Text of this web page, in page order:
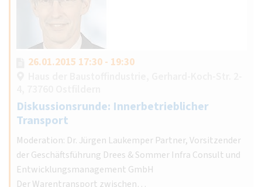
26.01.2015 17:30 - 19:30
Diskussionsrunde: Innerbetrieblicher
Transport
Moderation: Dr. Jürgen Laukemper Partner, Vorsitzender
der Geschäftsführung Drees & Sommer Infra Consult und
Entwicklungsmanagement GmbH
Der Warentransport zwischen…